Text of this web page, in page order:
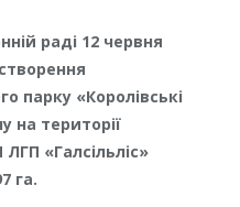
раді 12 червня
парку «Королівські
на території
«Галсільліс»
га.